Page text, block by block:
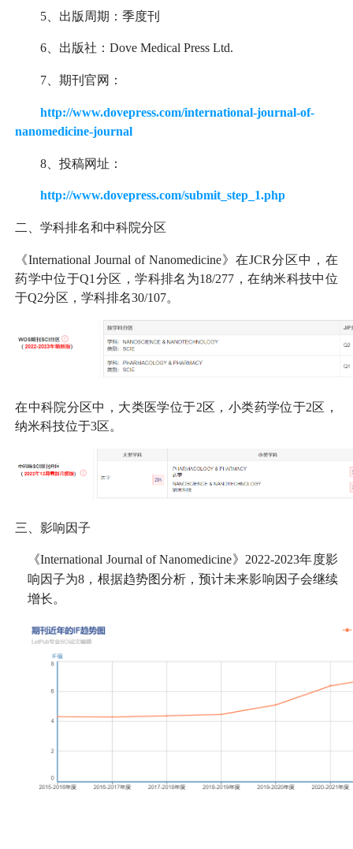
5、出版周期：季度刊
6、出版社：Dove Medical Press Ltd.
7、期刊官网：
http://www.dovepress.com/international-journal-of-
nanomedicine-journal
8、投稿网址：
http://www.dovepress.com/submit_step_1.php
二、学科排名和中科院分区
《International Journal of Nanomedicine》在JCR分区中，在
药学中位于Q1分区，学科排名为18/277，在纳米科技中位
于Q2分区，学科排名30/107。
在中科院分区中，大类医学位于2区，小类药学位于2区，
纳米科技位于3区。
三、影响因子
《International Journal of Nanomedicine》2022-2023年度影
响因子为8，根据趋势图分析，预计未来影响因子会继续
增长。